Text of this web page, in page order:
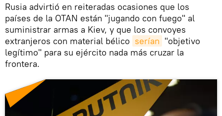
Rusia advirtió en reiteradas ocasiones que los
países de la OTAN están "jugando con fuego" al
suministrar armas a Kiev, y que los convoyes
extranjeros con material bélico serían "objetivo
legítimo" para su ejército nada más cruzar la
frontera.